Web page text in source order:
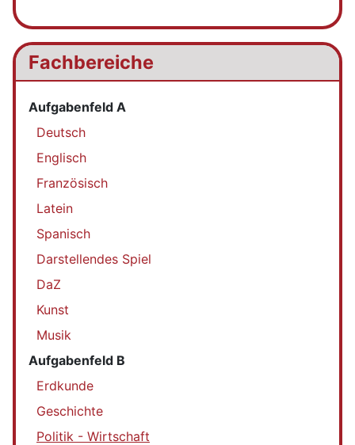
Fachbereiche
Aufgabenfeld A
Deutsch
Englisch
Französisch
Latein
Spanisch
Darstellendes Spiel
DaZ
Kunst
Musik
Aufgabenfeld B
Erdkunde
Geschichte
Politik - Wirtschaft